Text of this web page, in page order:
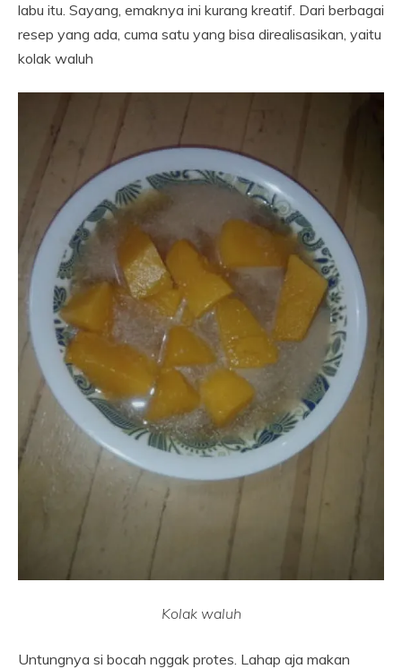
labu itu. Sayang, emaknya ini kurang kreatif. Dari berbagai
resep yang ada, cuma satu yang bisa direalisasikan, yaitu
kolak waluh
Kolak waluh
Untungnya si bocah nggak protes. Lahap aja makan